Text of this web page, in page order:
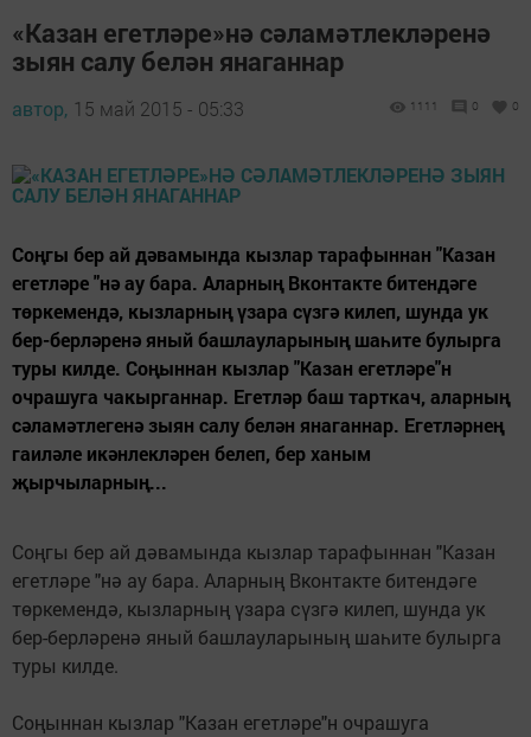
«Казан егетләре»нә сәламәтлекләренә
зыян салу белән янаганнар
автор, 15 май 2015 - 05:33 1111 0 0
Соңгы бер ай дәвамында кызлар тарафыннан "Казан
егетләре "нә ау бара. Аларның Вконтакте битендәге
төркемендә, кызларның үзара сүзгә килеп, шунда ук
бер-берләренә яный башлауларының шаһите булырга
туры килде. Соңыннан кызлар "Казан егетләре"н
очрашуга чакырганнар. Егетләр баш тарткач, аларның
сәламәтлегенә зыян салу белән янаганнар. Егетләрнең
гаиләле икәнлекләрен белеп, бер ханым
җырчыларның...
Соңгы бер ай дәвамында кызлар тарафыннан "Казан
егетләре "нә ау бара. Аларның Вконтакте битендәге
төркемендә, кызларның үзара сүзгә килеп, шунда ук
бер-берләренә яный башлауларының шаһите булырга
туры килде.
Соңыннан кызлар "Казан егетләре"н очрашуга